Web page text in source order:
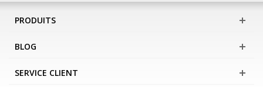
PRODUITS
BLOG
SERVICE CLIENT